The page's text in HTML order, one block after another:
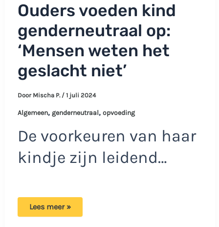
Ouders voeden kind
genderneutraal op:
‘Mensen weten het
geslacht niet’
Door Mischa P. / 1 juli 2024
Algemeen, genderneutraal, opvoeding
De voorkeuren van haar
kindje zijn leidend…
Ouders
Lees meer »